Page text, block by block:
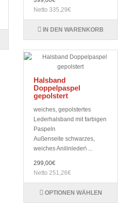
Netto 335,29€
IN DEN WARENKORB
Halsband
Doppelpaspel
gepolstert
weiches, gepolstertes
Lederhalsband mit farbigen
Paspeln
Außenseite schwarzes,
weiches Anilinleder\ ...
299,00€
Netto 251,26€
OPTIONEN WÄHLEN